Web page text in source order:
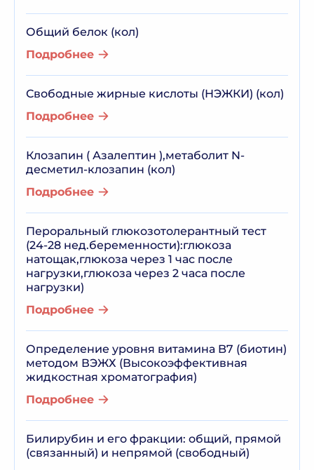
Общий белок (кол)
Подробнее
Свободные жирные кислоты (НЭЖКИ) (кол)
Подробнее
Клозапин ( Азалептин ),метаболит N-
десметил-клозапин (кол)
Подробнее
Пероральный глюкозотолерантный тест
(24-28 нед.беременности):глюкоза
натощак,глюкоза через 1 час после
нагрузки,глюкоза через 2 часа после
нагрузки)
Подробнее
Определение уровня витамина B7 (биотин)
методом ВЭЖХ (Высокоэффективная
жидкостная хроматография)
Подробнее
Билирубин и его фракции: общий, прямой
(связанный) и непрямой (свободный)